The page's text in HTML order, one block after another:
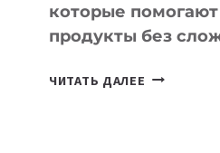
которые помогают
продукты без
ЧИТАТЬ ДАЛЕЕ 7